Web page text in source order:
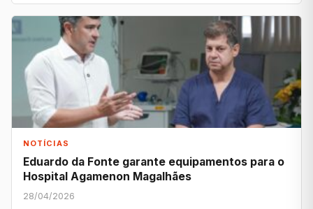
NOTÍCIAS
Eduardo da Fonte garante equipamentos para o
Hospital Agamenon Magalhães
28/04/2026